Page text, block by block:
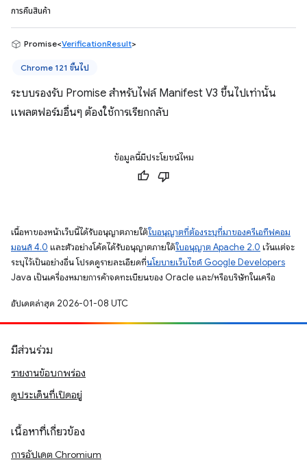
การคืนสินค้า
Promise<VerificationResult>
Chrome 121 ขึ้นไป
ระบบรองรับ Promise สำหรับไฟล์ Manifest V3 ขึ้นไปเท่านั้น
แพลตฟอร์มอื่นๆ ต้องใช้การเรียกกลับ
ข้อมูลนี้มีประโยชน์ไหม
เนื้อหาของหน้าเว็บนี้ได้รับอนุญาตภายใต้ใบอนุญาตที่ต้องระบุที่มาของครีเอทีฟคอม
มอนส์ 4.0 และตัวอย่างโค้ดได้รับอนุญาตภายใต้ใบอนุญาต Apache 2.0 เว้นแต่จะ
ระบุไว้เป็นอย่างอื่น โปรดดูรายละเอียดที่นโยบายเว็บไซต์ Google Developers
Java เป็นเครื่องหมายการค้าจดทะเบียนของ Oracle และ/หรือบริษัทในเครือ
อัปเดตล่าสุด 2026-01-08 UTC
มีส่วนร่วม
รายงานข้อบกพร่อง
ดูประเด็นที่เปิดอยู่
เนื้อหาที่เกี่ยวข้อง
การอัปเดต Chromium